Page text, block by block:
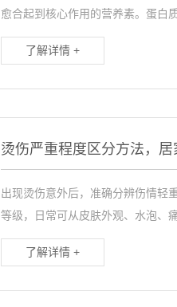
愈合起到核心作用的营养素。蛋白质
了解详情 +
烫伤严重程度区分方法，
出现烫伤意外后，准确分辨伤情轻
等级，日常可从皮肤外观、水泡、痛
了解详情 +